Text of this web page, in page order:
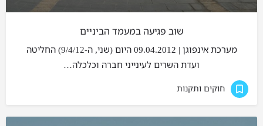
שוב פגיעה במעמד הביניים
מערכת אינפוגן | 09.04.2012 היום (שני, ה-9/4/12) החליטה
ועדת השרים לעינייני חברה וכלכלה…
חוקים ותקנות